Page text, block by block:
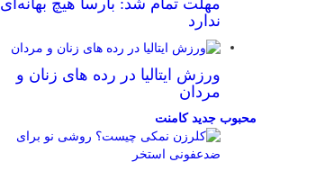
ندارد
ورزش ایتالیا در رده های زنان و
مردان
محبوبجدیدکامنت